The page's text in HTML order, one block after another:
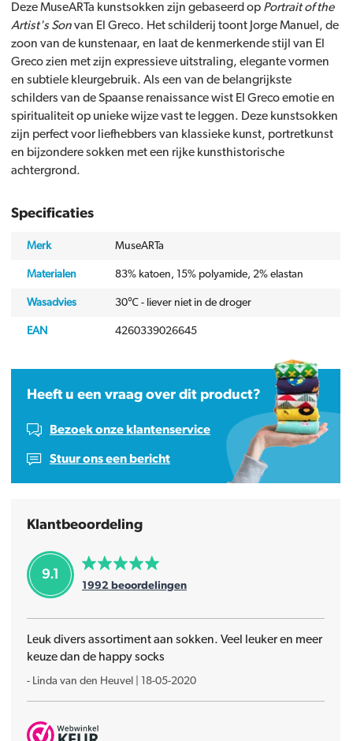
Deze MuseARTa kunstsokken zijn gebaseerd op Portrait of the
Artist's Sonvan El Greco. Het schilderij toont Jorge Manuel, de
zoon van de kunstenaar, en laat de kenmerkende stijl van El
Greco zien met zijn expressieve uitstraling, elegante vormen
en subtiele kleurgebruik. Als een van de belangrijkste
schilders van de Spaanse renaissance wist El Greco emotie en
spiritualiteit op unieke wijze vast te leggen. Deze kunstsokken
zijn perfect voor liefhebbers van klassieke kunst, portretkunst
en bijzondere sokken met een rijke kunsthistorische
achtergrond.
Specificaties
Merk MuseARTa
Materialen 83% katoen, 15% polyamide, 2% elastan
Wasadvies 30℃ - liever niet in de droger
EAN 4260339026645
Heeft u een vraag over dit product?
Bezoek onze klantenservice
Stuur ons een bericht
Klantbeoordeling
9.1
1992 beoordelingen
Leuk divers assortiment aan sokken. Veel leuker en meer
keuze dan de happy socks
- Linda van den Heuvel 18-05-2020